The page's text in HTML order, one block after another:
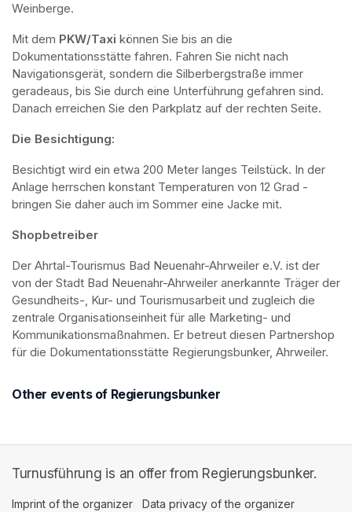
Weinberge.
Mit dem PKW/Taxi können Sie bis an die
Dokumentationsstätte fahren. Fahren Sie nicht nach
Navigationsgerät, sondern die Silberbergstraße immer
geradeaus, bis Sie durch eine Unterführung gefahren sind.
Danach erreichen Sie den Parkplatz auf der rechten Seite.
Die Besichtigung:
Besichtigt wird ein etwa 200 Meter langes Teilstück. In der
Anlage herrschen konstant Temperaturen von 12 Grad -
bringen Sie daher auch im Sommer eine Jacke mit.
Shopbetreiber
Der Ahrtal-Tourismus Bad Neuenahr-Ahrweiler e.V. ist der
von der Stadt Bad Neuenahr-Ahrweiler anerkannte Träger der
Gesundheits-, Kur- und Tourismusarbeit und zugleich die
zentrale Organisationseinheit für alle Marketing- und
Kommunikationsmaßnahmen. Er betreut diesen Partnershop
für die Dokumentationsstätte Regierungsbunker, Ahrweiler.
Other events of Regierungsbunker
Turnusführung is an offer from Regierungsbunker.
Imprint of the organizer (opens in a new tab)
Data privacy of the organizer